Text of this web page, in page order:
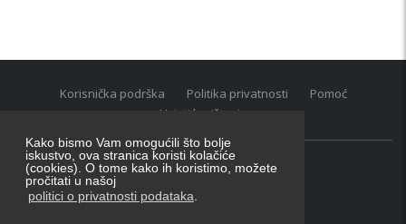
Kako bismo Vam omogućili što bolje
iskustvo, ova stranica koristi kolačiće
(cookies). O tome kako ih koristimo, možete
pročitati u našoj
politici o privatnosti podataka
Korisnička podrška Politika privatnosti
Pomoć
Uvjeti korištenja
Oglasnik grupacija:posao.hr|oglasnik.hr|auti.hr
Tečaj za konverziju u EUR valutu: 1 euro = 7.53450 kn